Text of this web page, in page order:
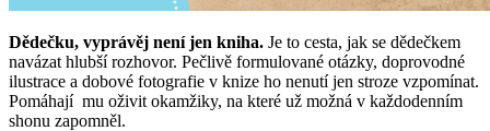
Dědečku, vyprávěj není jen kniha. Je to cesta, jak se dědečkem
navázat hlubší rozhovor. Pečlivě formulované otázky, doprovodné
ilustrace a dobové fotografie v knize ho nenutí jen stroze vzpomínat.
Pomáhají mu oživit okamžiky, na které už možná v každodenním
shonu zapomněl.